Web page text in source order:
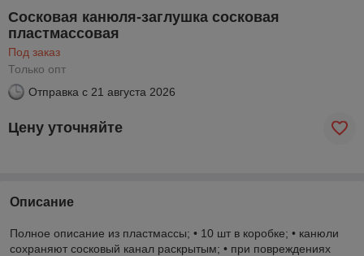
Сосковая канюля-заглушка сосковая
пластмассовая
Под заказ
Только опт
Отправка с 21 августа 2026
Цену уточняйте
Описание
Полное описание из пластмассы; • 10 шт в коробке; • канюли
сохраняют сосковый канал раскрытым; • при повреждениях